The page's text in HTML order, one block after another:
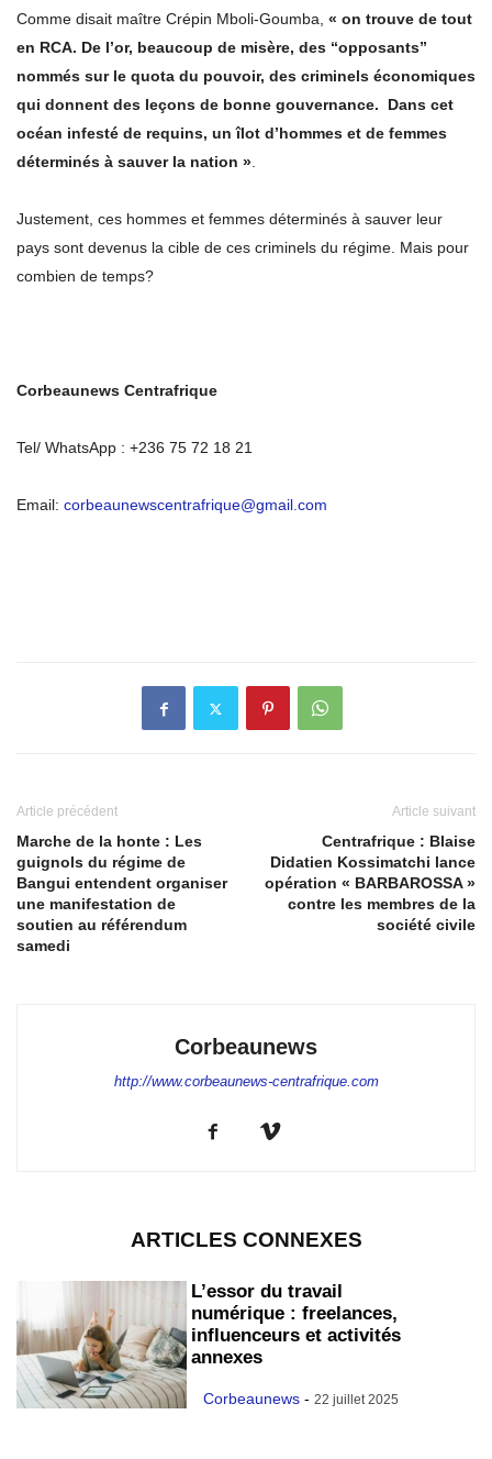
Comme disait maître Crépin Mboli-Goumba, « on trouve de tout
en RCA. De l’or, beaucoup de misère, des “opposants”
nommés sur le quota du pouvoir, des criminels économiques
qui donnent des leçons de bonne gouvernance. Dans cet
océan infesté de requins, un îlot d’hommes et de femmes
déterminés à sauver la nation ».
Justement, ces hommes et femmes déterminés à sauver leur
pays sont devenus la cible de ces criminels du régime. Mais pour
combien de temps?
Corbeaunews Centrafrique
Tel/ WhatsApp : +236 75 72 18 21
Email: corbeaunewscentrafrique@gmail.com
Article précédent
Marche de la honte : Les
guignols du régime de
Bangui entendent organiser
une manifestation de
soutien au référendum
samedi
Article suivant
Centrafrique : Blaise
Didatien Kossimatchi lance
opération « BARBAROSSA »
contre les membres de la
société civile
Corbeaunews
http://www.corbeaunews-centrafrique.com
ARTICLES CONNEXES
L’essor du travail
numérique : freelances,
influenceurs et activités
annexes
Corbeaunews - 22 juillet 2025